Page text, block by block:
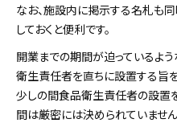
なお、施設内に掲示する名札も
しておくと便利です。
開業までの期間が迫っているよ
衛生責任者を直ちに設置する旨
少しの間食品衛生責任者の設置
間は厳密には決められていませ